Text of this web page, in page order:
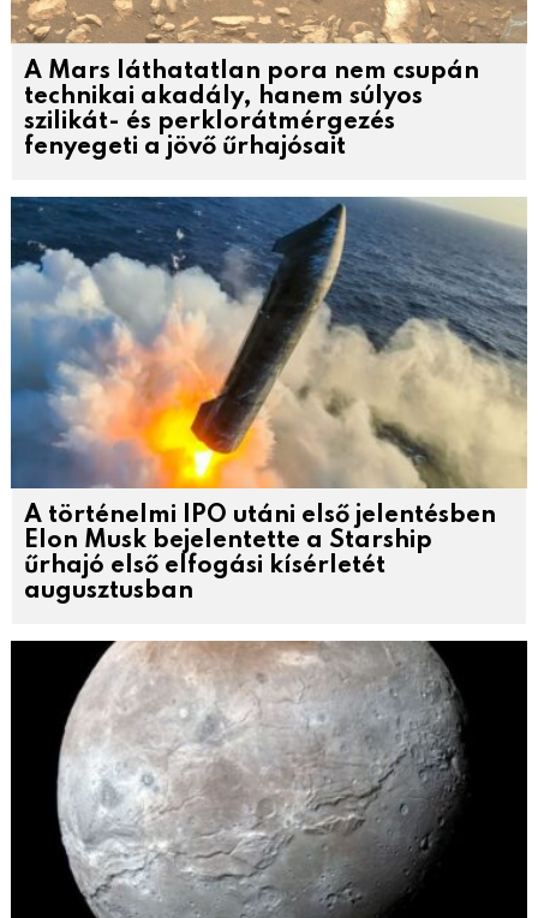
A Mars láthatatlan pora nem csupán
technikai akadály, hanem súlyos
szilikát- és perklorátmérgezés
fenyegeti a jövő űrhajósait
A történelmi IPO utáni első jelentésben
Elon Musk bejelentette a Starship
űrhajó első elfogási kísérletét
augusztusban